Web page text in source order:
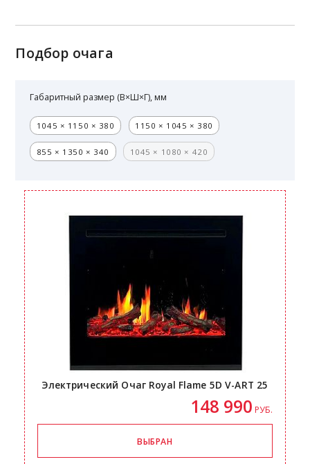
Подбор очага
Габаритный размер (В×Ш×Г), мм
1045 × 1150 × 380 1150 × 1045 × 380
855 × 1350 × 340 1045 × 1080 × 420
Электрический Очаг Royal Flame 5DV-ART 25
148 990 РУБ.